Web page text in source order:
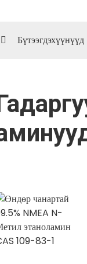
Бүтээгдэхүүнүүд